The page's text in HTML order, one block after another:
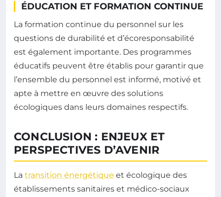
ÉDUCATION ET FORMATION CONTINUE
La formation continue du personnel sur les
questions de durabilité et d’écoresponsabilité
est également importante. Des programmes
éducatifs peuvent être établis pour garantir que
l’ensemble du personnel est informé, motivé et
apte à mettre en œuvre des solutions
écologiques dans leurs domaines respectifs.
CONCLUSION : ENJEUX ET
PERSPECTIVES D’AVENIR
La transition énergétique et écologique des
établissements sanitaires et médico-sociaux